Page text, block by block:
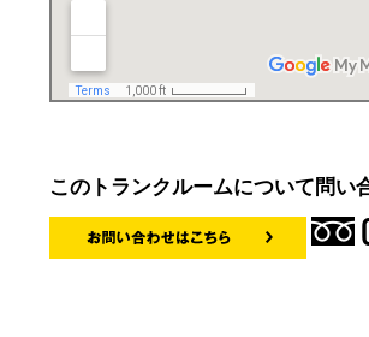
このトランクルームについて問い